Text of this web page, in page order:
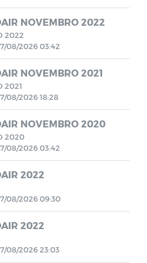
Contratos
2022
Avisos
2023
2023
2024
2023
NOVEMBRO 2022
2022
08/2026 03:42
NOVEMBRO 2021
2021
08/2026 18:28
NOVEMBRO 2020
2020
08/2026 03:42
2022
08/2026 09:30
2022
08/2026 23:03